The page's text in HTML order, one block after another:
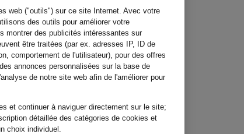
web ("outils") sur ce site Internet. Avec votre
des outils pour améliorer votre
montrer des publicités intéressantes sur
être traitées (par ex. adresses IP, ID de
comportement de l'utilisateur), pour des offres
annonces personnalisées sur la base de
de notre site web afin de l'améliorer pour
et continuer à naviguer directement sur le site;
détaillée des catégories de cookies et
choix individuel.